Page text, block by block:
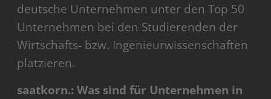
deutsche Unternehmen unter den Top 50
Unternehmen bei den Studierenden der
Wirtschafts- bzw. Ingenieurwissenschaften
platzieren.
saatkorn.: Was sind für Unternehmen in